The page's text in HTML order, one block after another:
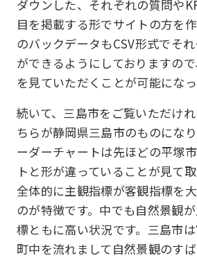
ダウンした、それぞれの質問や
目を掲載する形でサイトの方を
のバックデータもCSV形式でそ
ができるようにしておりますの
を見ていただくことが可能になっ
続いて、三島市をご覧いただけ
ちらが静岡県三島市のものにな
ーダーチャートは先ほどの平塚
トと形が違っていることが見て取
全体的に主観指標が客観指標を
のが特徴です。中でも自然景観
標ともに高い状況です。三島市
町中を流れまして自然景観のす